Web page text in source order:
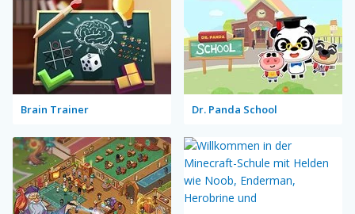
Brain Trainer Dr. Panda School